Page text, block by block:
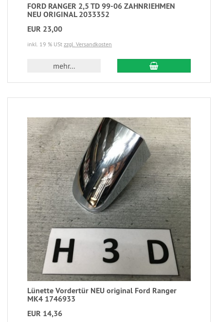
FORD RANGER 2,5 TD 99-06 ZAHNRIEHMEN
NEU ORIGINAL 2033352
EUR 23,00
inkl. 19 % USt zzgl. Versandkosten
mehr...
Lünette Vordertür NEU original Ford Ranger
MK4 1746933
EUR 14,36